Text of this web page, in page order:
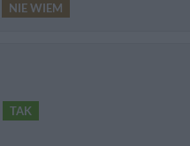
NIE WIEM
TAK